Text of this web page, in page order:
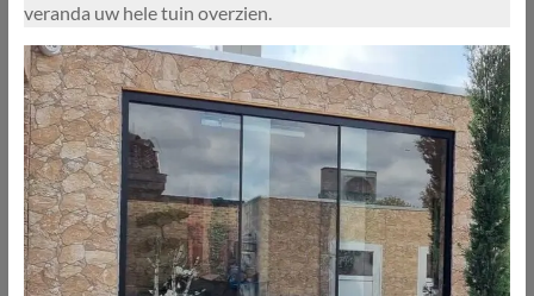
veranda uw hele tuin overzien.